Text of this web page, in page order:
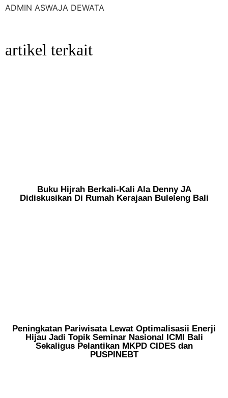
ADMIN ASWAJA DEWATA
artikel terkait
Buku Hijrah Berkali-Kali Ala Denny JA
Didiskusikan Di Rumah Kerajaan Buleleng Bali
Peningkatan Pariwisata Lewat Optimalisasii Enerji
Hijau Jadi Topik Seminar Nasional ICMI Bali
Sekaligus Pelantikan MKPD CIDES dan
PUSPINEBT